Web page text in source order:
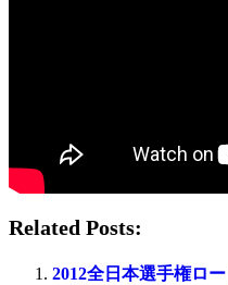
Related Posts:
2012全日本選手権ロ